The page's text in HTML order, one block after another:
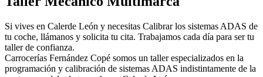
Si vives en Calerde León y necesitas Calibrar los sistemas ADAS de
tu coche, llámanos y solicita tu cita. Trabajamos cada día para ser tu
taller de confianza.
Carrocerías Fernández Copé somos un taller especializados en la
programación y calibración de sistemas ADAS indistintamente de la